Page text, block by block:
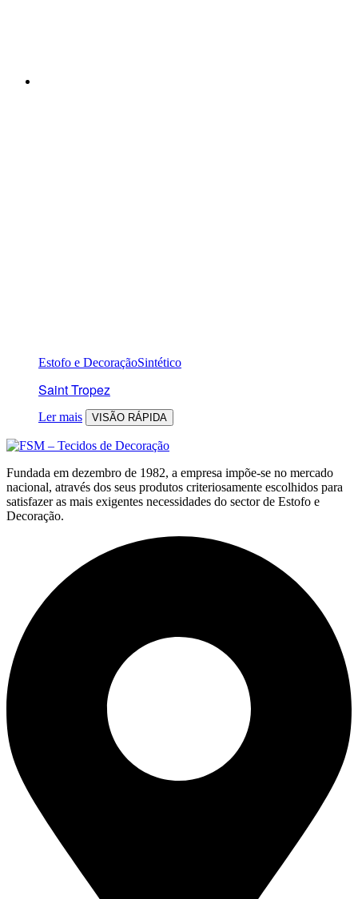
Estofo e DecoraçãoSintético
Saint Tropez
Ler mais VISÃO RÁPIDA
Fundada em dezembro de 1982, a empresa impõe-se no mercado
nacional, através dos seus produtos criteriosamente escolhidos para
satisfazer as mais exigentes necessidades do sector de Estofo e
Decoração.